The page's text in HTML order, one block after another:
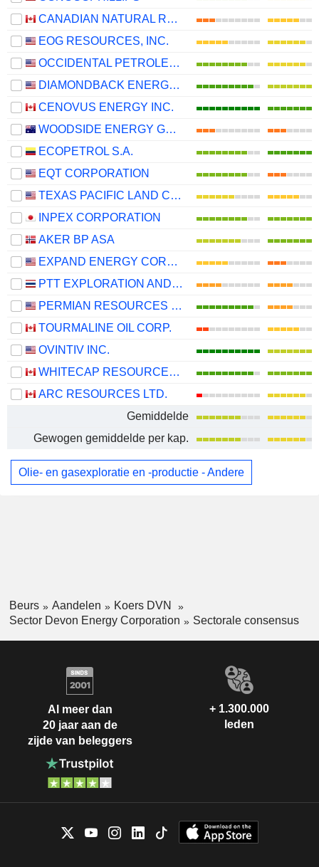
CANADIAN NATURAL RESOURCES LIMITED
EOG RESOURCES, INC.
OCCIDENTAL PETROLEUM CORPORATION
DIAMONDBACK ENERGY, INC.
CENOVUS ENERGY INC.
WOODSIDE ENERGY GROUP LTD
ECOPETROL S.A.
EQT CORPORATION
TEXAS PACIFIC LAND CORPORATION
INPEX CORPORATION
AKER BP ASA
EXPAND ENERGY CORPORATION
PTT EXPLORATION AND PRODUCTION
PERMIAN RESOURCES CORPORATION
TOURMALINE OIL CORP.
OVINTIV INC.
WHITECAP RESOURCES INC.
ARC RESOURCES LTD.
Gemiddelde
Gewogen gemiddelde per kap.
Olie- en gasexploratie en -productie - Andere
Beurs Aandelen
Koers DVN
Sector Devon Energy Corporation
Sectorale consensus
Al meer dan
20 jaar aan de
zijde van beleggers
+ 1.300.000
leden